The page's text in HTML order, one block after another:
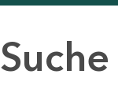
Suche